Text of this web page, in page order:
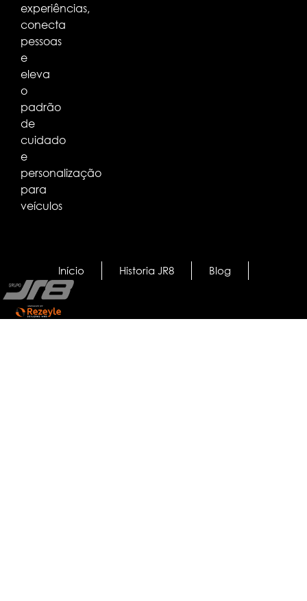
experiências,
conecta
pessoas
e
eleva
o
padrão
de
cuidado
e
personalização
para
veículos
Início Historia JR8 Blog